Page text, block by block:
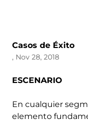
Casos de Éxito
, Nov 28, 2018
ESCENARIO
En cualquier
elemento